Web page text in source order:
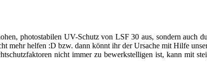
photostabilen UV-Schutz von LSF 30 aus, sondern auch
mehr helfen :D bzw. dann könnt ihr der Ursache mit Hilfe
nicht immer zu bewerkstelligen ist, kann mit